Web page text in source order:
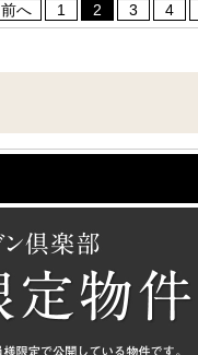
レオガーデン成田 寛朝の杜
前へ 1 2 3 4